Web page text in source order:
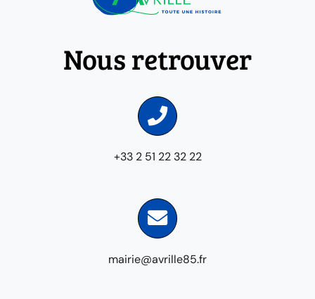
Nous retrouver
+33 2 51 22 32 22
mairie@avrille85.fr